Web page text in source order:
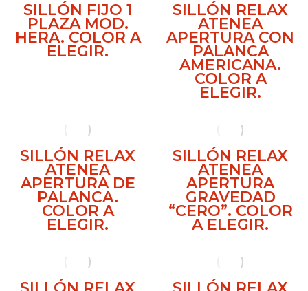
SILLÓN FIJO 1
PLAZA MOD.
HERA. COLOR A
ELEGIR.
SILLÓN RELAX
ATENEA
APERTURA CON
PALANCA
AMERICANA.
COLOR A
ELEGIR.
SILLÓN RELAX
ATENEA
APERTURA DE
PALANCA.
COLOR A
ELEGIR.
SILLÓN RELAX
ATENEA
APERTURA
GRAVEDAD
“CERO”. COLOR
A ELEGIR.